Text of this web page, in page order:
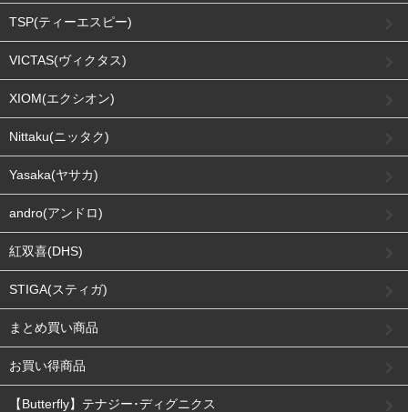
TSP(ティーエスピー)
VICTAS(ヴィクタス)
XIOM(エクシオン)
Nittaku(ニッタク)
Yasaka(ヤサカ)
andro(アンドロ)
紅双喜(DHS)
STIGA(スティガ)
まとめ買い商品
お買い得商品
【Butterfly】テナジー･ディグニクス